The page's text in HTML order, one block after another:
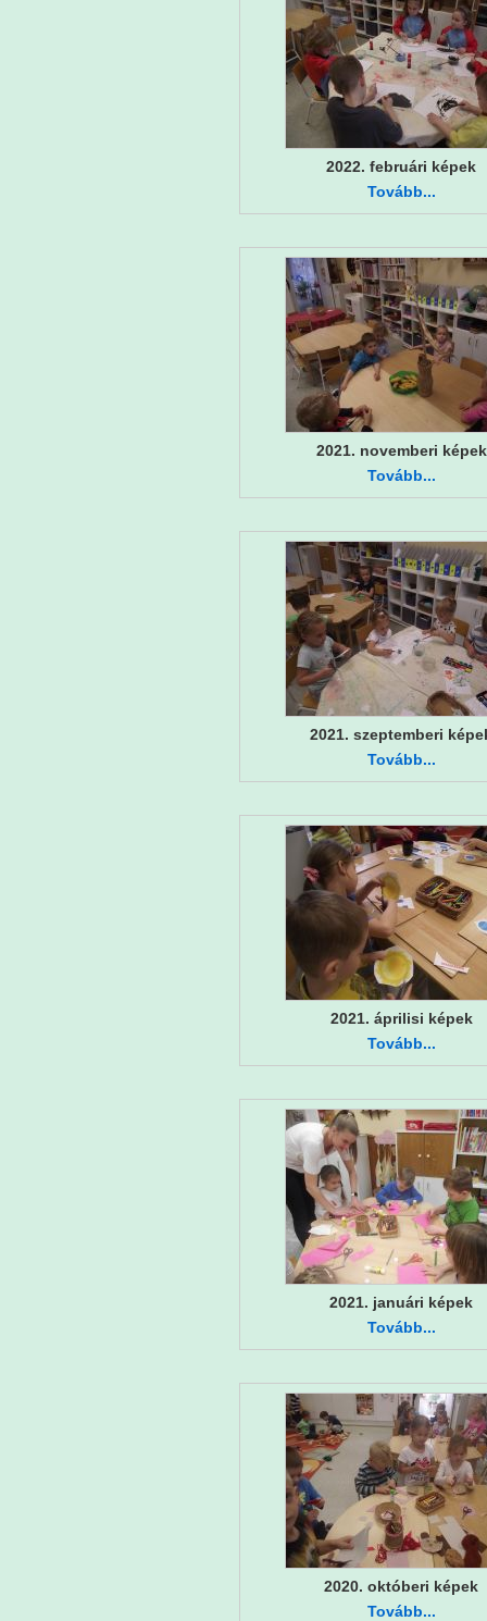
2022. februári képek
Tovább...
2021. novemberi képek
Tovább...
2021. szeptemberi
Tovább...
2021. áprilisi képek
Tovább...
2021. januári képek
Tovább...
2020. októberi képek
Tovább...